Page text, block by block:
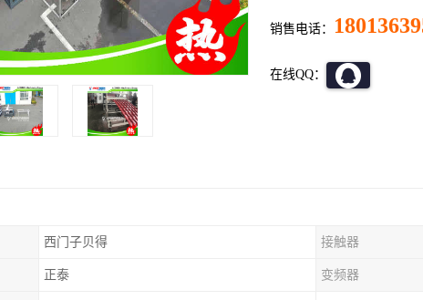
销售电话：
在线QQ：
西门子贝得 接触器
正泰 变频器